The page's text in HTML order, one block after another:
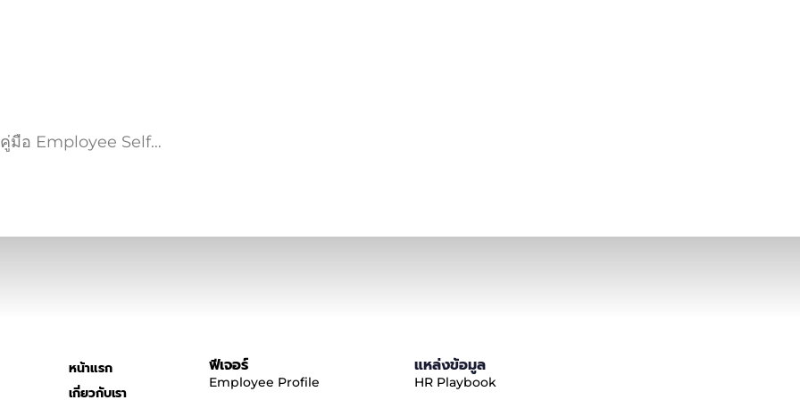
คู่มือ Employee Self…
หน้าแรก
เกี่ยวกับเรา
ฟีเจอร์
Employee Profile
แหล่งข้อมูล
HR Playbook